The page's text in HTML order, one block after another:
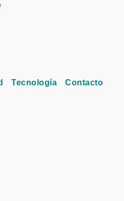
Tecnología Contacto